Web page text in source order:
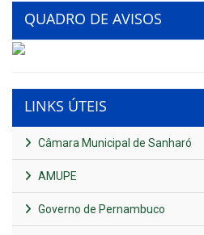
QUADRO DE AVISOS
LINKS ÚTEIS
Câmara Municipal de Sanharó
AMUPE
Governo de Pernambuco